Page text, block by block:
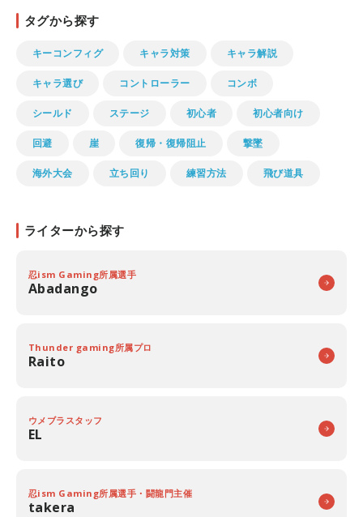
タグから探す
キーコンフィグ キャラ対策 キャラ解説
キャラ選び コントローラー コンボ
シールド ステージ 初心者 初心者向け
回避 崖 復帰・復帰阻止 撃墜
海外大会 立ち回り 練習方法 飛び道具
ライターから探す
忍ism Gaming所属選手
Abadango
Thunder gaming所属プロ
Raito
ウメブラスタッフ
EL
忍ism Gaming所属選手・闘龍門主催
takera